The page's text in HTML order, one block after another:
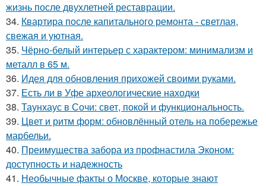
жизнь после двухлетней реставрации.
34. Квартира после капитального ремонта - светлая,
свежая и уютная.
35. Чёрно-белый интерьер с характером: минимализм и
металл в 65 м.
36. Идея для обновления прихожей своими руками.
37. Есть ли в Уфе археологические находки
38. Таунхаус в Сочи: свет, покой и функциональность.
39. Цвет и ритм форм: обновлённый отель на побережье
марбельи.
40. Преимущества забора из профнастила Эконом:
доступность и надежность
41. Необычные факты о Москве, которые знают